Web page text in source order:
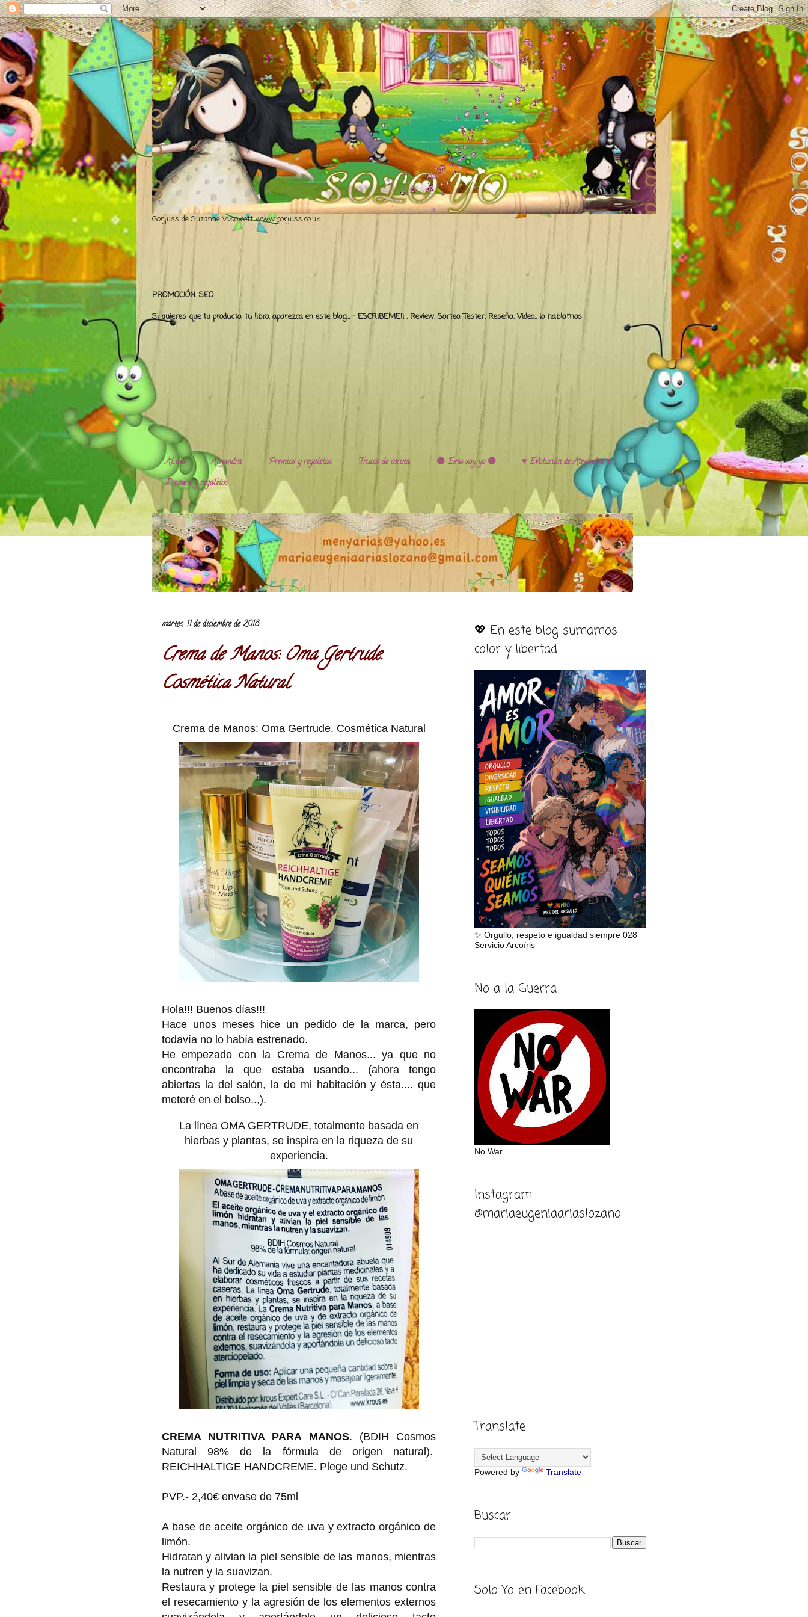
Gorjuss de Suzanne Woolcott www.gorjuss.co.uk
PROMOCIÓN. SEO
Si quieres que tu producto, tu libro, aparezca en este blog... - ESCRIBEME!! . Review, Sorteo, Tester, Reseña, Video.. lo hablamos
Al día Alejandra. Premios y regalitos. Trucos de cocina. 🟣 Esta soy yo 🟣
♥️ Evolución de Alejandra ♥️
Premios y regalitos.
martes, 11 de diciembre de 2018
Crema de Manos: Oma Gertrude.
Cosmética Natural
Crema de Manos: Oma Gertrude. Cosmética Natural
Hola!!! Buenos días!!!
Hace unos meses hice un pedido de la marca, pero
todavía no lo había estrenado.
He empezado con la Crema de Manos... ya que no
encontraba la que estaba usando... (ahora tengo
abiertas la del salón, la de mi habitación y ésta.... que
meteré en el bolso..,).
La línea OMA GERTRUDE, totalmente basada en
hierbas y plantas, se inspira en la riqueza de su
experiencia.
CREMA NUTRITIVA PARA MANOS. (BDIH Cosmos
Natural 98% de la fórmula de origen natural).
REICHHALTIGE HANDCREME. Plege und Schutz.
PVP.- 2,40€ envase de 75ml
A base de aceite orgánico de uva y extracto orgánico de
limón.
Hidratan y alivian la piel sensible de las manos, mientras
la nutren y la suavizan.
Restaura y protege la piel sensible de las manos contra
el resecamiento y la agresión de los elementos externos
💖 En este blog sumamos
color y libertad
✨ Orgullo, respeto e igualdad siempre 028
Servicio Arcoíris
No a la Guerra
No War
Instagram
@mariaeugeniaariaslozano
Translate
Powered by Translate
Buscar
Solo Yo en Facebook